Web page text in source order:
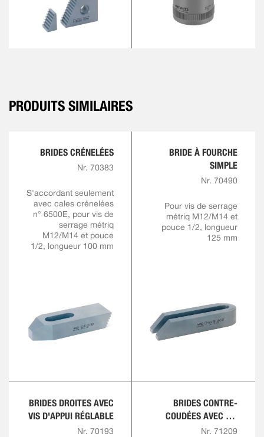
PRODUITS SIMILAIRES
BRIDES CRÉNELÉES
Nr. 70383
S'accordant seulement
avec cales crénelées
n° 6500E, pour vis de
serrage métriq
M12/M14 et pouce
1/2, longueur 100 mm
BRIDE À FOURCHE
SIMPLE
Nr. 70490
Pour vis de serrage
métriq M12/M14 et
pouce 1/2, longueur
125 mm
BRIDES DROITES AVEC
VIS D'APPUI RÉGLABLE
Nr. 70193
BRIDES CONTRE-
COUDÉES AVEC VIS
D'APPUI RÉGLABLE
Nr. 71209